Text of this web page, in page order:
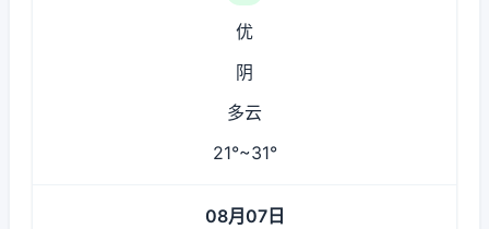
优
阴
多云
21°~31°
08月07日